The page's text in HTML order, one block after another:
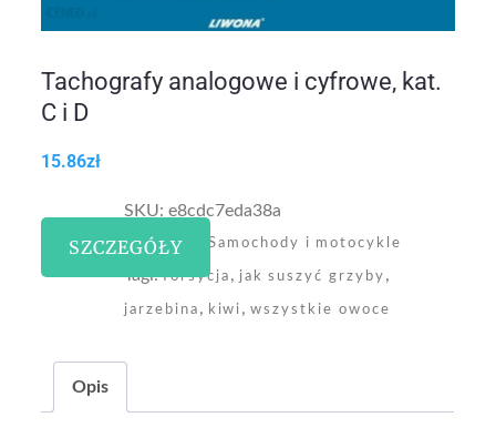
Tachografy analogowe i cyfrowe, kat.
C i D
15.86zł
SZCZEGÓŁY
SKU:e8cdc7eda38a
Kategoria:
Samochody i motocykle
Tagi:forsycja , jak suszyć grzyby ,
jarzebina , kiwi ,wszystkie owoce
Opis